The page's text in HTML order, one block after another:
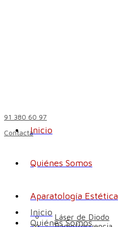
91 380 60 97
ContactaInicio
Quiénes Somos
Aparatología Estética
Láser de Diodo
Inicio
Quiénes Somos